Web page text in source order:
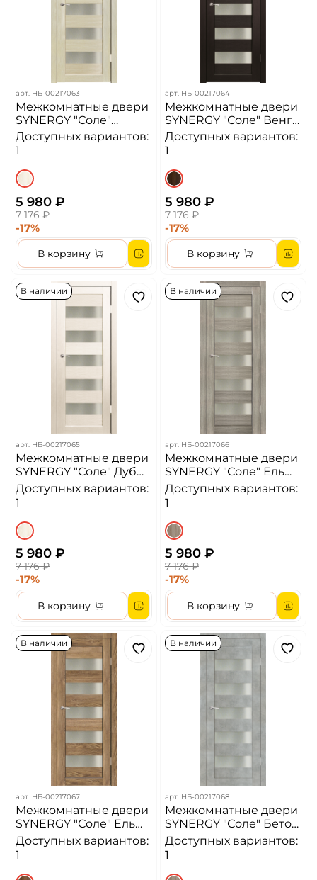
арт. НБ-00217063
Межкомнатные двери
SYNERGY "Соле"
Акация светлая
(Сатинат матовое)
Доступных вариантов:
1
5 980 ₽
7 176 ₽
-17%
В корзину
арт. НБ-00217064
Межкомнатные двери
SYNERGY "Соле" Венге
(Сатинат матовое)
Доступных вариантов:
1
5 980 ₽
7 176 ₽
-17%
В корзину
В наличии
арт. НБ-00217065
Межкомнатные двери
SYNERGY "Соле" Дуб
молочный (Сатинат
матовое)
Доступных вариантов:
1
5 980 ₽
7 176 ₽
-17%
В корзину
В наличии
арт. НБ-00217066
Межкомнатные двери
SYNERGY "Соле" Ель
(Сатинат матовое)
Доступных вариантов:
1
5 980 ₽
7 176 ₽
-17%
В корзину
В наличии
арт. НБ-00217067
Межкомнатные двери
SYNERGY "Соле" Ель
карпатская (Сатинат
матовое)
Доступных вариантов:
1
В наличии
арт. НБ-00217068
Межкомнатные двери
SYNERGY "Соле" Бетон
(Сатинат матовое)
Доступных вариантов:
1